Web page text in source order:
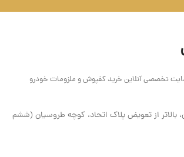
سایت تخصصی آنلاین خرید کفپوش و ملزومات خودرو
بالاتر از تعویض پلاک اتحاد، کوچه طروسیان (ششم